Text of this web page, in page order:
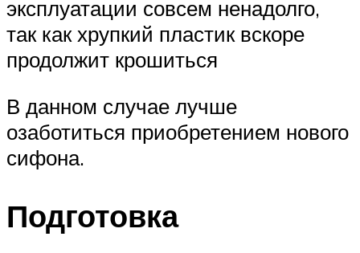
эксплуатации совсем ненадолго,
так как хрупкий пластик вскоре
продолжит крошиться
В данном случае лучше
озаботиться приобретением нового
сифона.
Подготовка